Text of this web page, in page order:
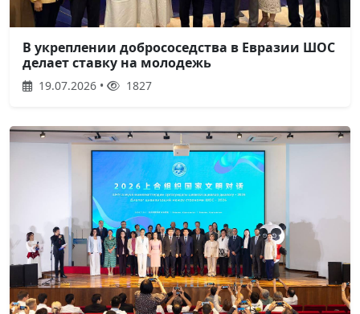
В укреплении добрососедства в Евразии ШОС
делает ставку на молодежь
19.07.2026 • 1827